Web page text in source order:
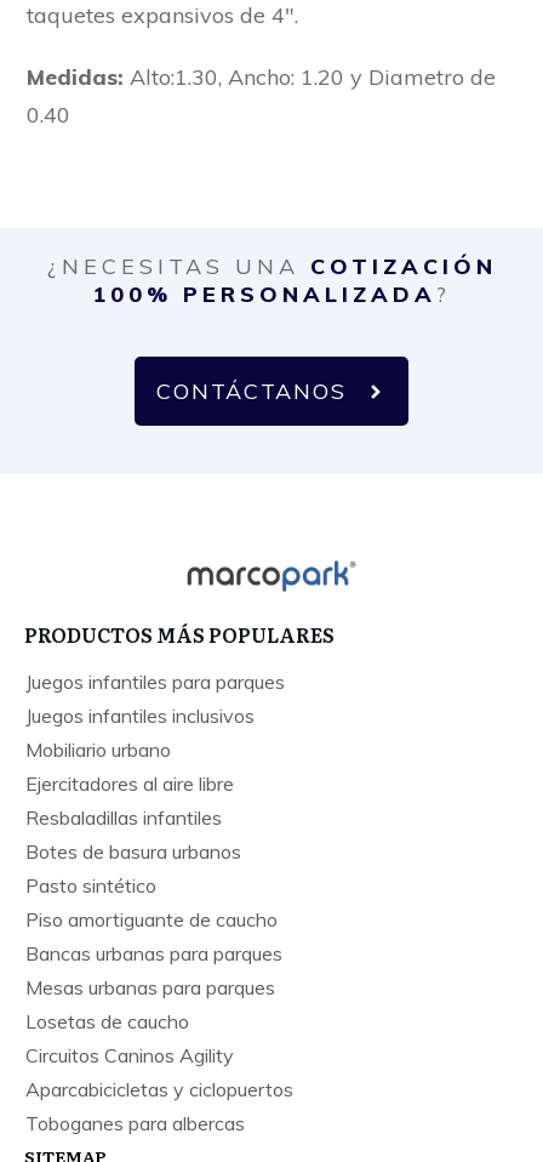
taquetes expansivos de 4″.
Medidas: Alto:1.30, Ancho: 1.20 y Diametro de
0.40
¿NECESITAS UNA COTIZACIÓN
100% PERSONALIZADA ?
CONTÁCTANOS
PRODUCTOS MÁS POPULARES
Juegos infantiles para parques
Juegos infantiles inclusivos
Mobiliario urbano
Ejercitadores al aire libre
Resbaladillas infantiles
Botes de basura urbanos
Pasto sintético
Piso amortiguante de caucho
Bancas urbanas para parques
Mesas urbanas para parques
Losetas de caucho
Circuitos Caninos Agility
Aparcabicicletas y ciclopuertos
Toboganes para albercas
SITEMAP